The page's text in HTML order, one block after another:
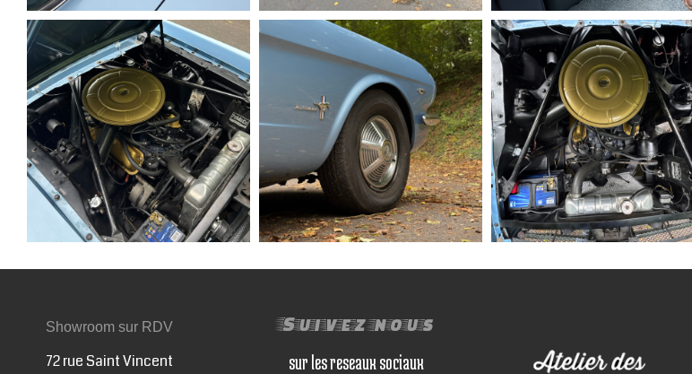
Showroom sur RDV
72 rue Saint Vincent
Suivez nous
sur les reseaux sociaux